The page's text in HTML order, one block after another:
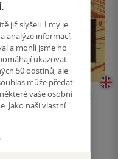
sídliště
Zikmund-Lender
již slyšeli. I my je
analýze informací,
a mohli jsme ho
ukazovat
50 odstínů, ale
může předat
vaše osobní
Jako naši vlastní